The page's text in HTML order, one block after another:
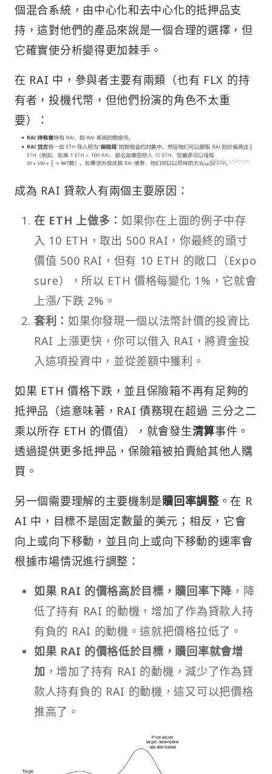
個混合系統，由中心化和去中心化的抵押品支
持，這對他們的產品來說是一個合理的選擇，但
它確實使分析變得更加棘手。
在 RAI 中，參與者主要有兩類（也有 FLX 的持
有者，投機代幣，但他們扮演的角色不太重
要）：
成為 RAI 貸款人有兩個主要原因：
在 ETH 上做多： 如果你在上面的例子中存
入 10 ETH，取出 500 RAI，你最終的頭寸
價值 500 RAI，但有 10 ETH 的敞口（Expo
sure），所以 ETH 價格每變化 1%，它就會
上漲/下跌 2%。
套利：如果你發現一個以法幣計價的投資比
RAI 上漲更快，你可以借入 RAI，將資金投
入這項投資中，並從差額中獲利。
如果 ETH 價格下跌，並且保險箱不再有足夠的
抵押品（這意味著，RAI 債務現在超過 三分之二
乘以所存 ETH 的價值），就會發生清算事件。
透過提供更多抵押品，保險箱被拍賣給其他人購
買。
另一個需要理解的主要機制是贖回率調整 。在 R
AI 中，目標不是固定數量的美元；相反，它會
向上或向下移動，並且向上或向下移動的速率會
根據市場情況進行調整：
如果 RAI 的價格高於目標，贖回率下降 ，降
低了持有 RAI 的動機，增加了作為貸款人持
有負的 RAI 的動機。這就把價格拉低了。
如果 RAI 的價格低於目標，贖回率就會增
加 ，增加了持有 RAI 的動機，減少了作為貸
款人持有負的 RAI 的動機，這又可以把價格
推高了。